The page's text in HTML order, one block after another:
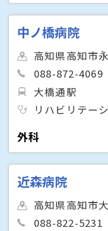
中ノ橋病院
高知県高知市
088-872-4069
大橋通駅
リハビリテー
外科
近森病院
高知県高知市
088-822-5231